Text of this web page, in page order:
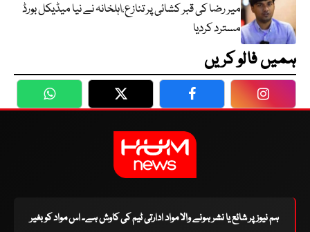
میر رضا کی قبر کشائی پر تنازع،اہلخانہ نے نیا میڈیکل بورڈ
مسترد کردیا
ہمیں فالو کریں
WhatsApp Twitter Facebook
ہم نیوز پر شائع یا نشر ہونے والا مواد ادارتی ٹیم کی کاوش ہے۔ اس مواد کو بغیر